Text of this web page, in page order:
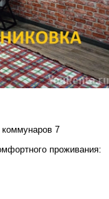
коммунаров 7
проживания: